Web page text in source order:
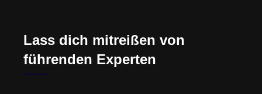
Lass dich mitreißen von
führenden Experten